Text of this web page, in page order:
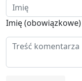
Imię (obowiązkowe)